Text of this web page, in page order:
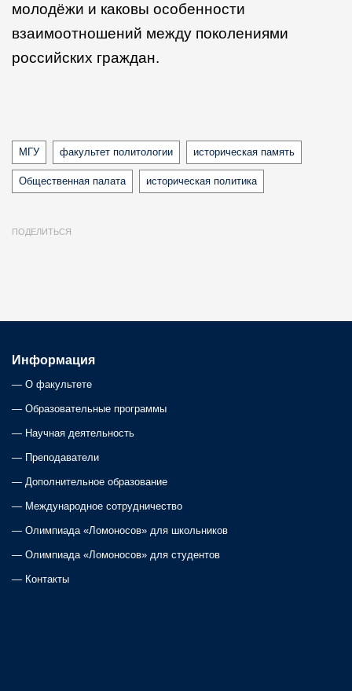
молодёжи и каковы особенности
взаимоотношений между поколениями
российских граждан.
Tags
МГУ факультет политологии историческая память
Общественная палата историческая политика
ПОДЕЛИТЬСЯ
Информация
— О факультете
— Образовательные программы
— Научная деятельность
— Преподаватели
— Дополнительное образование
— Международное сотрудничество
— Олимпиада «Ломоносов» для школьников
— Олимпиада «Ломоносов» для студентов
— Контакты